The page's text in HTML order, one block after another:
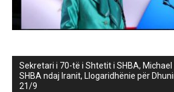
Sekretari i 70-të i Shtetit i SHBA,
SHBA ndaj Iranit, Llogaridhënie për
21/9